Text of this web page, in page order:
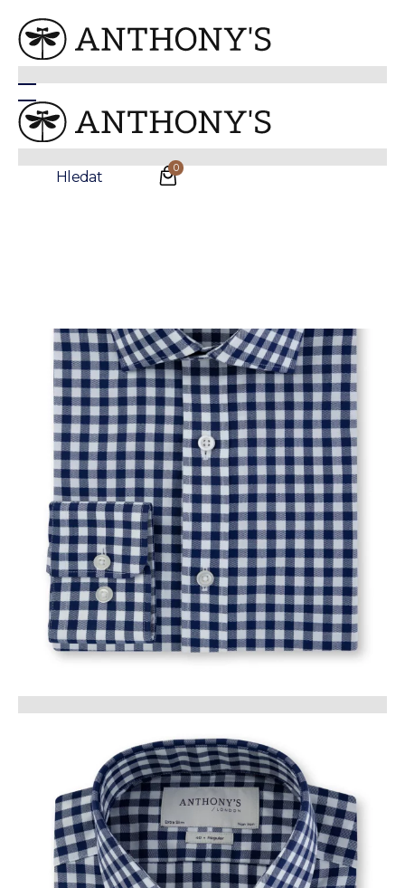
Hledat
0
Anthonys / Košile / Košile do práce
Košile Modern Slim SC NI Navy Block Ck Shirt
Sleva
NEŽEHLIVÁ